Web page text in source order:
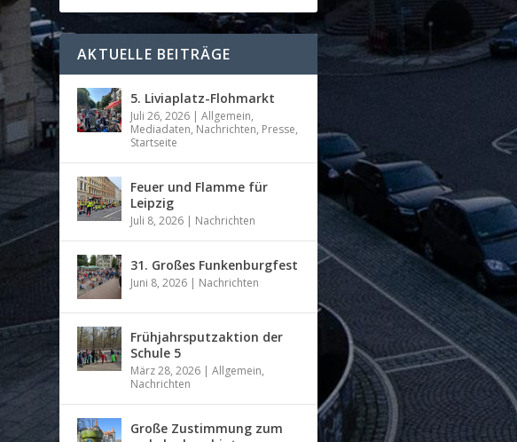
AKTUELLE BEITRÄGE
5. Liviaplatz-Flohmarkt
Juli 26, 2026 |Allgemein,
Mediadaten, Nachrichten, Presse,
Startseite
Feuer und Flamme für
Leipzig
Juli 8, 2026 | Nachrichten
31. Großes Funkenburgfest
Juni 8, 2026 | Nachrichten
Frühjahrsputzaktion der
Schule 5
März 28, 2026 |Allgemein,
Nachrichten
Große Zustimmung zum